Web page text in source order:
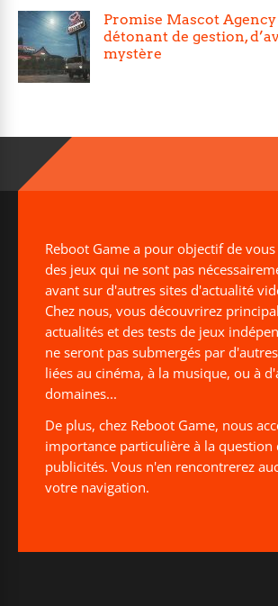
Promise Mascot
détonant de gestion,
mystère
Reboot Game a pour objectif de
des jeux qui ne sont pas
avant sur d'autres sites d'actualité
Chez nous, vous découvrirez
actualités et des tests de jeux
ne seront pas submergés par
liées au cinéma, à la musique, ou à
domaines...
De plus, chez Reboot Game, nous
importance particulière à la question
publicités. Vous n'en rencontrerez
votre navigation.